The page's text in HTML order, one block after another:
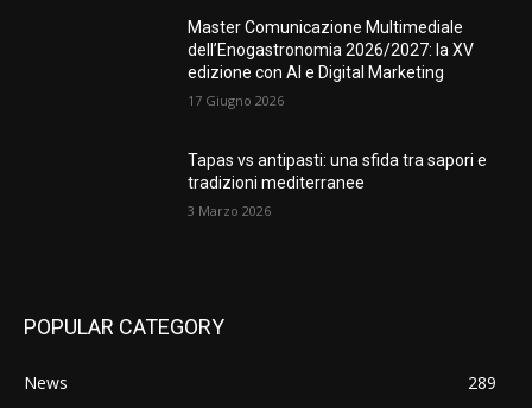
Master Comunicazione Multimediale
dell’Enogastronomia 2026/2027: la XV
edizione con AI e Digital Marketing
17 Giugno 2026
Tapas vs antipasti: una sfida tra sapori e
tradizioni mediterranee
3 Marzo 2026
POPULAR CATEGORY
News
289